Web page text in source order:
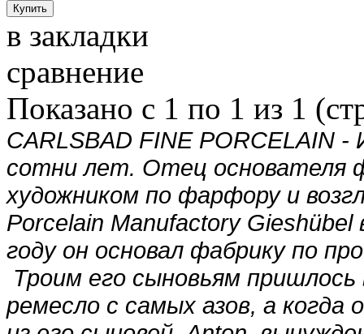
в закладки
сравнение
Показано с 1 по 1 из 1
CARLSBAD FINE PORCELAIN
сотни лет. Отец основателя
художником по фарфору и
Porcelain Manufactory
году он основал фабрику по
Троим его сыновьям
ремесло с самых азов, а когда